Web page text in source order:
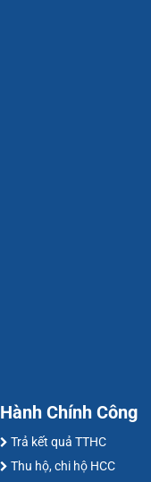
Hành Chính Công
Trả kết quả TTHC
Thu hộ, chi hộ HCC